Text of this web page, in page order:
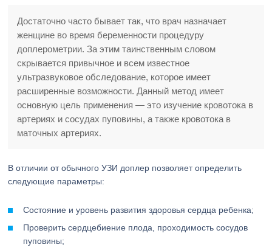
Достаточно часто бывает так, что врач назначает
женщине во время беременности процедуру
доплерометрии. За этим таинственным словом
скрывается привычное и всем известное
ультразвуковое обследование, которое имеет
расширенные возможности. Данный метод имеет
основную цель применения — это изучение кровотока в
артериях и сосудах пуповины, а также кровотока в
маточных артериях.
В отличии от обычного УЗИ доплер позволяет определить
следующие параметры:
Состояние и уровень развития здоровья сердца ребенка;
Проверить сердцебиение плода, проходимость сосудов
пуповины;